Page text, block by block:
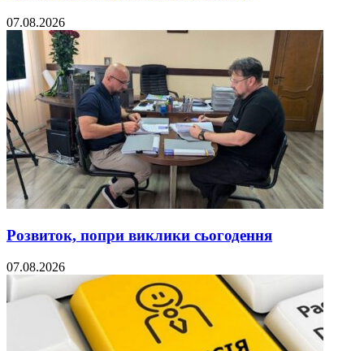
07.08.2026
Розвиток, попри виклики сьогодення
07.08.2026